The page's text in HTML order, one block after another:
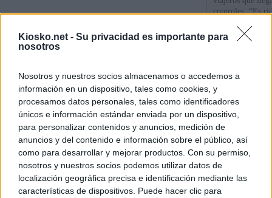
Kiosko.net - Su privacidad es importante para
nosotros
Nosotros y nuestros socios almacenamos o accedemos a
información en un dispositivo, tales como cookies, y
procesamos datos personales, tales como identificadores
únicos e información estándar enviada por un dispositivo,
para personalizar contenidos y anuncios, medición de
anuncios y del contenido e información sobre el público, así
como para desarrollar y mejorar productos. Con su permiso,
nosotros y nuestros socios podemos utilizar datos de
localización geográfica precisa e identificación mediante las
características de dispositivos. Puede hacer clic para
controles: “Es
Sira Rego: "Es
© Kiosko.net Aviso Legal Privacidad y Cookies